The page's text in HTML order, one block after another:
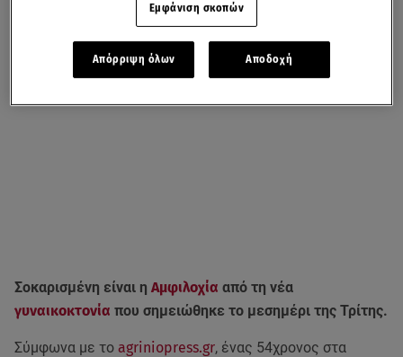
Σοκαρισμένη είναι η Αμφιλοχία από τη νέα
γυναικοκτονία που σημειώθηκε το μεσημέρι της Τρίτης.
Σύμφωνα με το agriniopress.gr, ένας 54χρονος στα
Εμφάνιση σκοπών
Απόρριψη όλων Αποδοχή